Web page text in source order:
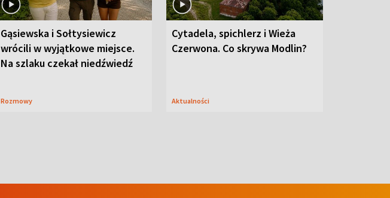
Gąsiewska i Sołtysiewicz
wrócili w wyjątkowe miejsce.
Na szlaku czekał niedźwiedź
Rozmowy
Cytadela, spichlerz i Wieża
Czerwona. Co skrywa Modlin?
Aktualności